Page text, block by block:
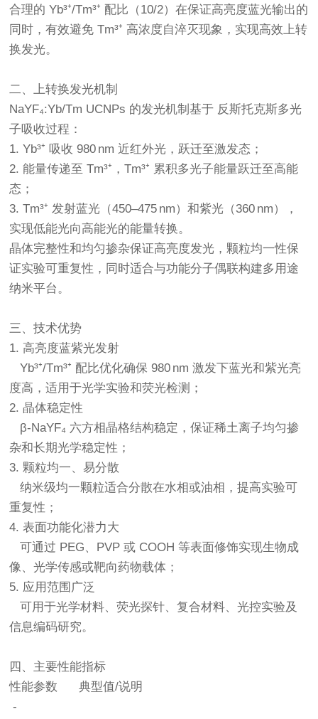
合理的 Yb³⁺/Tm³⁺ 配比（10/2）在保证高亮度蓝光输出的
同时，有效避免 Tm³⁺ 高浓度自淬灭现象，实现高效上转
换发光。
二、上转换发光机制
NaYF₄:Yb/Tm UCNPs 的发光机制基于 反斯托克斯多光
子吸收过程：
1. Yb³⁺ 吸收 980 nm 近红外光，跃迁至激发态；
2. 能量传递至 Tm³⁺，Tm³⁺ 累积多光子能量跃迁至高能
态；
3. Tm³⁺ 发射蓝光（450–475 nm）和紫光（360 nm），
实现低能光向高能光的能量转换。
晶体完整性和均匀掺杂保证高亮度发光，颗粒均一性保
证实验可重复性，同时适合与功能分子偶联构建多用途
纳米平台。
三、技术优势
1. 高亮度蓝紫光发射
Yb³⁺/Tm³⁺ 配比优化确保 980 nm 激发下蓝光和紫光亮
度高，适用于光学实验和荧光检测；
2. 晶体稳定性
β-NaYF₄ 六方相晶格结构稳定，保证稀土离子均匀掺
杂和长期光学稳定性；
3. 颗粒均一、易分散
纳米级均一颗粒适合分散在水相或油相，提高实验可
重复性；
4. 表面功能化潜力大
可通过 PEG、PVP 或 COOH 等表面修饰实现生物成
像、光学传感或靶向药物载体；
5. 应用范围广泛
可用于光学材料、荧光探针、复合材料、光控实验及
信息编码研究。
四、主要性能指标
性能参数 典型值/说明
-